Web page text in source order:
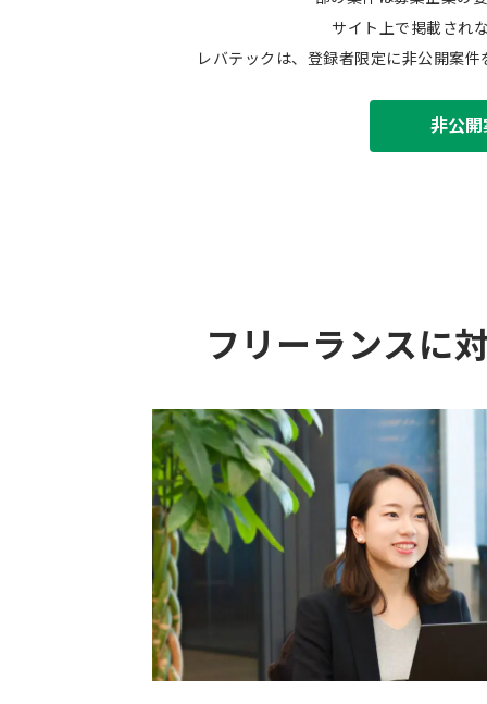
サイト上で掲載され
レバテックは、登録者限定に非公開案
非公
フリーランスに